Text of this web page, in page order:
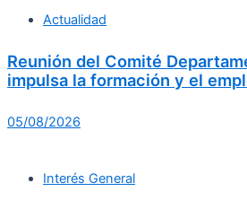
Actualidad
Reunión del Comité
impulsa la formación y el
05/08/2026
Interés General